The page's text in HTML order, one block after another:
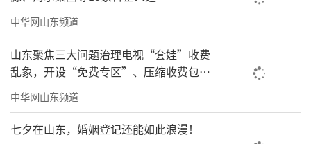
中华网山东频道
山东聚焦三大问题治理电视“套娃”收费
乱象，开设“免费专区”、压缩收费包比
例70%以上
中华网山东频道
七夕在山东，婚姻登记还能如此浪漫！